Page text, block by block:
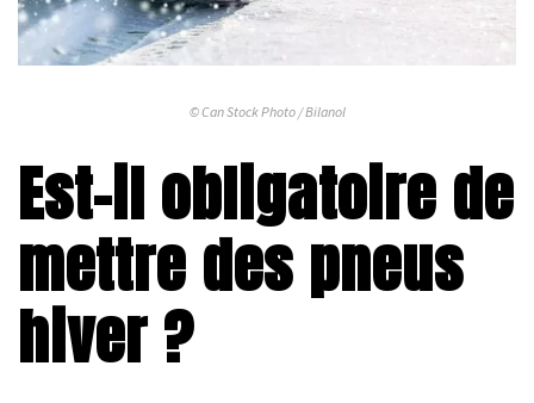
© Can Stock Photo / Bilanol
Est-il obligatoire de
mettre des pneus
hiver ?